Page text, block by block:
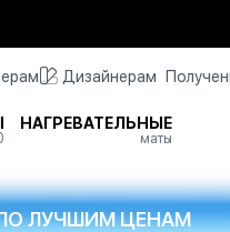
Дизайнерам
НАГРЕВАТЕЛЬНЫЕ
маты
ПО ЛУЧШИМ ЦЕНАМ